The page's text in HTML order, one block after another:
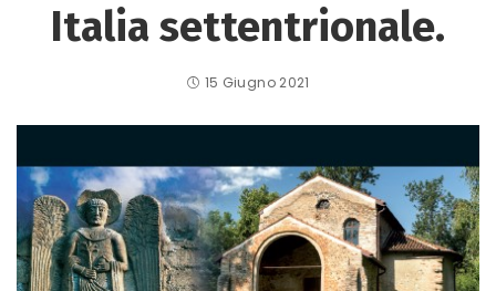
Italia settentrionale.
15 Giugno 2021